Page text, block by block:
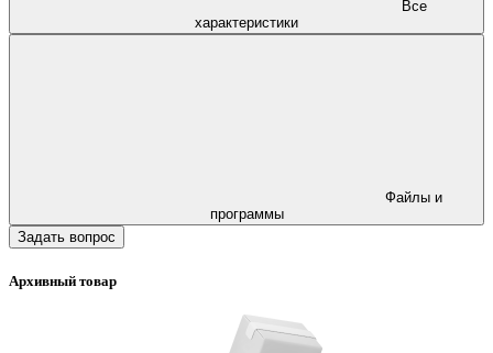
характеристики
программы
Задать вопрос
Архивный товар